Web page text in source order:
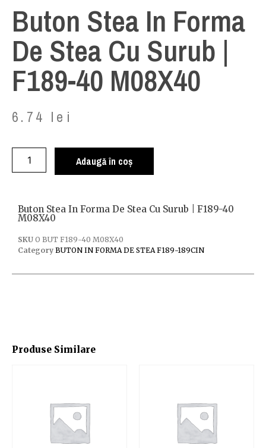
Buton Stea In Forma
De Stea Cu Surub |
F189-40 M08X40
6.74 lei
Adaugă în coș
Produse Similare
Buton Stea In Forma De Stea Cu Surub | F189-40
M08X40
SKU O BUT F189-40 M08X40
Category BUTON IN FORMA DE STEA F189-189CIN